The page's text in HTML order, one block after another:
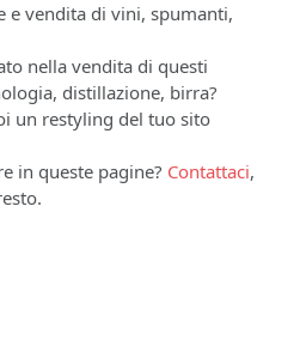
e vendita di vini, spumanti,
nella vendita di questi
distillazione, birra?
un restyling del tuo sito
in queste pagine? Contattaci,